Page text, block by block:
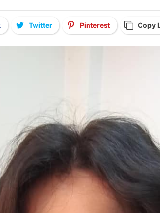
Twitter Pinterest Copy